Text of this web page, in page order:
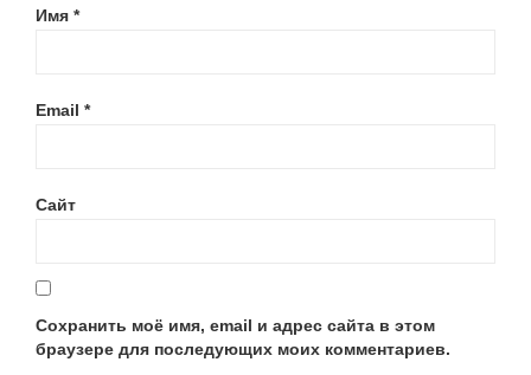
Имя *
Email *
Сайт
Сохранить моё имя, email и адрес сайта в этом
браузере для последующих моих комментариев.